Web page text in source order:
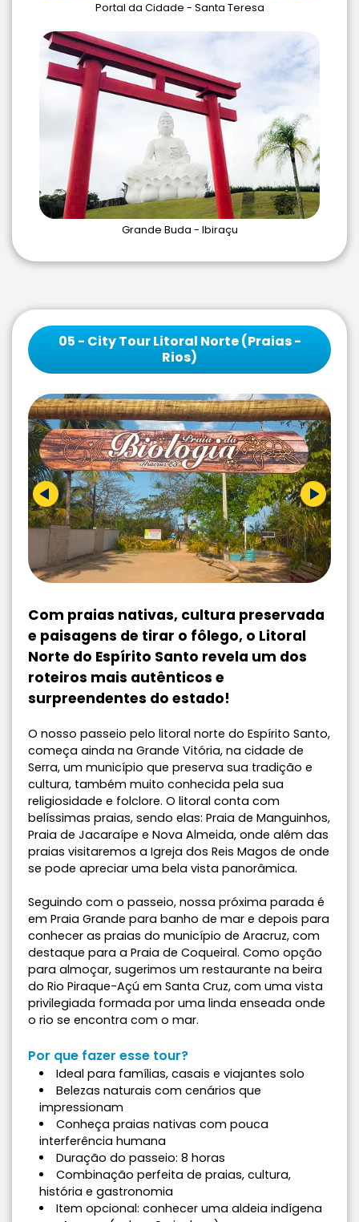
Portal da Cidade - Santa Teresa
Grande Buda - Ibiraçu
05 - City Tour Litoral Norte (Praias -
Rios)
Com praias nativas, cultura preservada
e paisagens de tirar o fôlego, o Litoral
Norte do Espírito Santo revela um dos
roteiros mais autênticos e
surpreendentes do estado!
O nosso passeio pelo litoral norte do Espírito Santo,
começa ainda na Grande Vitória, na cidade de
Serra, um município que preserva sua tradição e
cultura, também muito conhecida pela sua
religiosidade e folclore. O litoral conta com
belíssimas praias, sendo elas: Praia de Manguinhos,
Praia de Jacaraípe e Nova Almeida, onde além das
praias visitaremos a Igreja dos Reis Magos de onde
se pode apreciar uma bela vista panorâmica.
Seguindo com o passeio, nossa próxima parada é
em Praia Grande para banho de mar e depois para
conhecer as praias do município de Aracruz, com
destaque para a Praia de Coqueiral. Como opção
para almoçar, sugerimos um restaurante na beira
do Rio Piraque-Açú em Santa Cruz, com uma vista
privilegiada formada por uma linda enseada onde
o rio se encontra com o mar.
Por que fazer esse tour?
Ideal para famílias, casais e viajantes solo
Belezas naturais com cenários que
impressionam
Conheça praias nativas com pouca
interferência humana
Duração do passeio: 8 horas
Combinação perfeita de praias, cultura,
história e gastronomia
Item opcional: conhecer uma aldeia indígena